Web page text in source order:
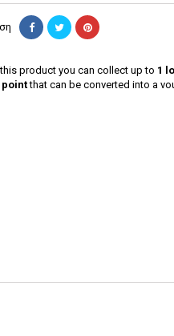
product you can collect up to 1
pointthat can be converted into a